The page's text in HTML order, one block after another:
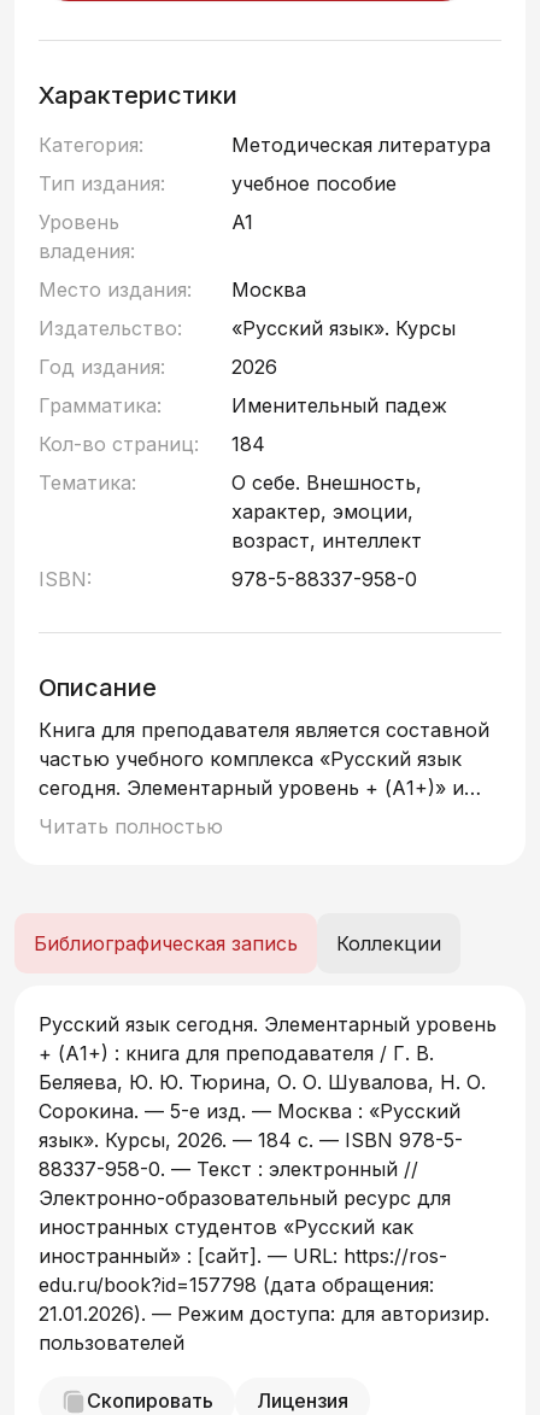
Характеристики
Категория:
Методическая литература
Тип издания:
учебное пособие
Уровень
владения:
A1
Место издания:
Москва
Издательство:
«Русский язык». Курсы
Год издания:
2026
Грамматика:
Именительный падеж
Кол-во страниц:
184
Тематика:
О себе. Внешность,
характер, эмоции,
возраст, интеллект
ISBN:
978-5-88337-958-0
Описание
Книга для преподавателя является составной
частью учебного комплекса «Русский язык
сегодня. Элементарный уровень + (А1+)» и
содержит методические рекомендации по
подробные описания игр и QR-коды, через
которые осуществляется доступ к
сопровождающим уроки учебника. В
отдельные разделы выделены методические
рекомендации по работе над русской
фонетикой и поурочные контрольные работы.
Читать полностью
Библиографическая запись Коллекции
Русский язык сегодня. Элементарный уровень
+ (А1+) : книга для преподавателя / Г. В.
Беляева, Ю. Ю. Тюрина, О. О. Шувалова, Н. О.
Сорокина. — 5-е изд. — Москва : «Русский
язык». Курсы, 2026. — 184 c. — ISBN 978-5-
88337-958-0. — Текст : электронный //
Электронно-образовательный ресурс для
иностранных студентов «Русский как
иностранный» : [сайт]. — URL: https://ros-
edu.ru/book?id=157798 (дата обращения:
21.01.2026). — Режим доступа: для авторизир.
пользователей
Скопировать Лицензия